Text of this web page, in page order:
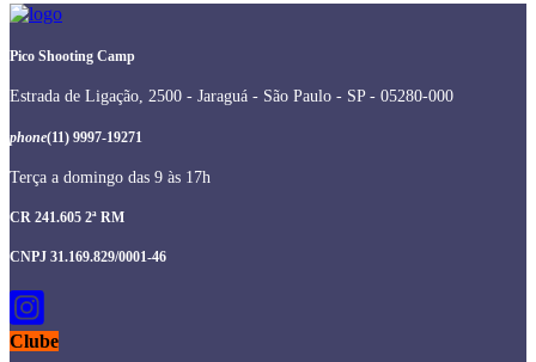
Pico Shooting Camp
Estrada de Ligação, 2500 - Jaraguá - São Paulo - SP - 05280-000
phone(11) 9997-19271
Terça a domingo das 9 às 17h
CR 241.605 2ª RM
CNPJ 31.169.829/0001-46
Clube